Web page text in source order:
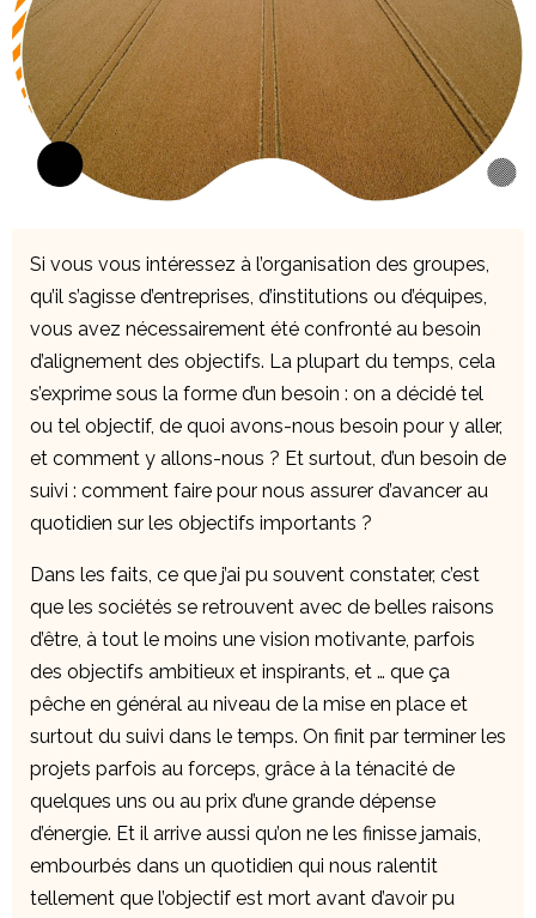
Si vous vous intéressez à l’organisation des groupes,
qu’il s’agisse d’entreprises, d’institutions ou d’équipes,
vous avez nécessairement été confronté au besoin
d’alignement des objectifs. La plupart du temps, cela
s’exprime sous la forme d’un besoin : on a décidé tel
ou tel objectif, de quoi avons-nous besoin pour y aller,
et comment y allons-nous ? Et surtout, d’un besoin de
suivi : comment faire pour nous assurer d’avancer au
quotidien sur les objectifs importants ?
Dans les faits, ce que j’ai pu souvent constater, c’est
que les sociétés se retrouvent avec de belles raisons
d’être, à tout le moins une vision motivante, parfois
des objectifs ambitieux et inspirants, et … que ça
pêche en général au niveau de la mise en place et
surtout du suivi dans le temps. On finit par terminer les
projets parfois au forceps, grâce à la ténacité de
quelques uns ou au prix d’une grande dépense
d’énergie. Et il arrive aussi qu’on ne les finisse jamais,
embourbés dans un quotidien qui nous ralentit
tellement que l’objectif est mort avant d’avoir pu